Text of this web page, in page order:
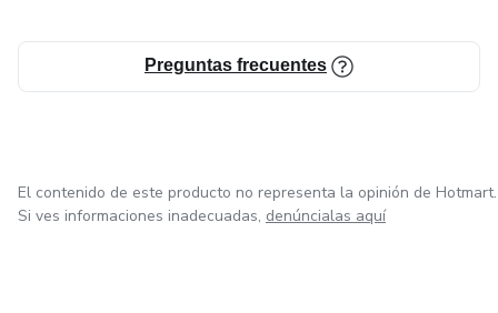
Preguntas frecuentes
El contenido de este producto no representa la opinión de Hotmart.
Si ves informaciones inadecuadas, denúncialas aquí